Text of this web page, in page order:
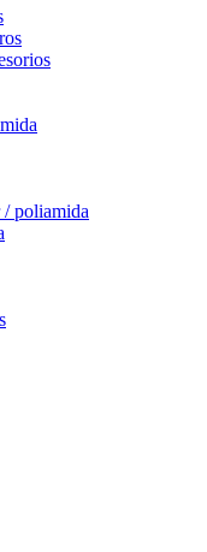
/ poliamida